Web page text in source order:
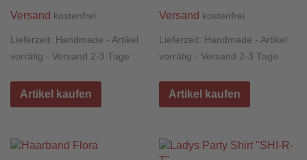
Versand kostenfrei
Lieferzeit: Handmade - Artikel
vorrätig - Versand 2-3 Tage
Artikel kaufen
Versand kostenfrei
Lieferzeit: Handmade - Artikel
vorrätig - Versand 2-3 Tage
Artikel kaufen